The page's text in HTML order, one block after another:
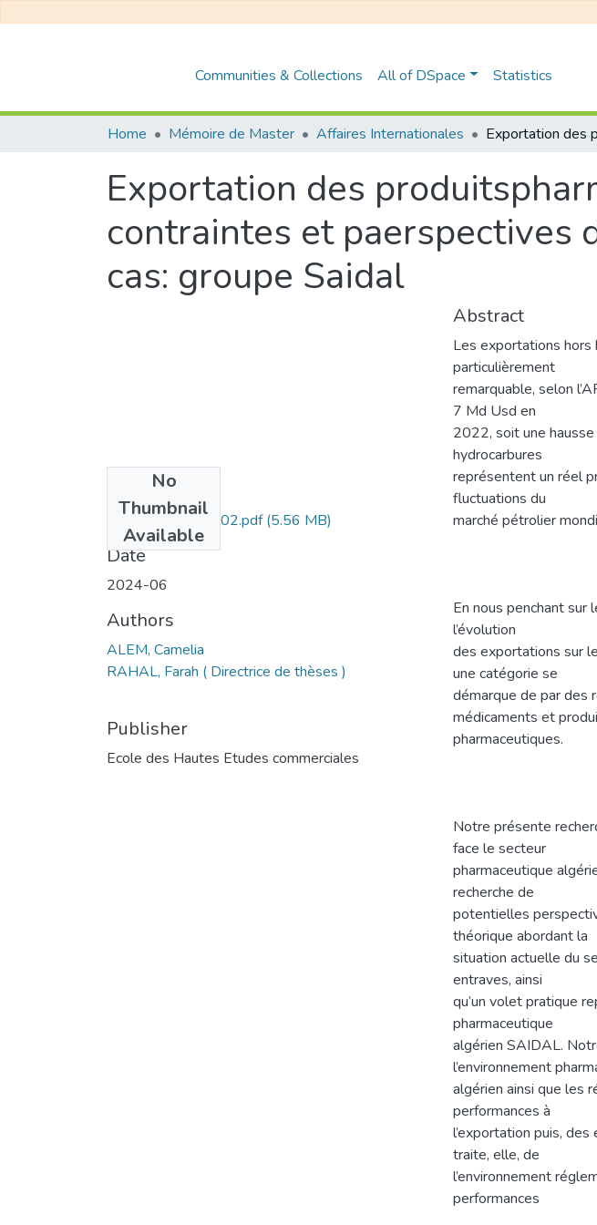
Communities & Collections All of DSpace Statistics
Home Mémoire de Master Affaires Internationales
Exportation des
contraintes et paerspectives
cas: groupe Saidal
No
Thumbnail
Available
Camelia ALEM -002.pdf(5.56 MB)
Date
2024-06
Authors
ALEM, Camelia
RAHAL, Farah ( Directrice de thèses )
Publisher
Ecole des Hautes Etudes commerciales
Abstract
Les exportations hors
particulièrement
remarquable, selon
7 Md Usd en
2022, soit une
hydrocarbures
représentent un réel
fluctuations du
marché pétrolier
En nous penchant sur
l’évolution
des exportations sur
une catégorie se
démarque de par des
médicaments et
pharmaceutiques.
Notre présente
face le secteur
pharmaceutique
recherche de
potentielles
théorique abordant la
situation actuelle du
entraves, ainsi
qu’un volet pratique
pharmaceutique
algérien SAIDAL.
l’environnement
algérien ainsi que les
performances à
l’exportation puis,
traite, elle, de
l’environnement
performances